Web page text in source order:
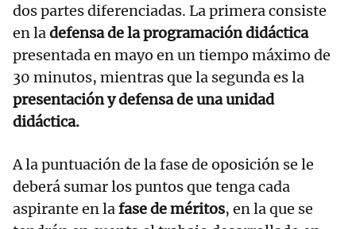
dos partes diferenciadas. La primera consiste
en la defensa de la programación didáctica
presentada en mayo en un tiempo máximo de
30 minutos, mientras que la segunda es la
presentación y defensa de una unidad
didáctica.
A la puntuación de la fase de oposición se le
deberá sumar los puntos que tenga cada
aspirante en la fase de méritos, en la que se